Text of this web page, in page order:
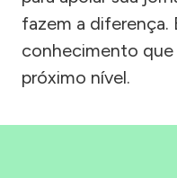
fazem a diferença.
conhecimento que
próximo nível.